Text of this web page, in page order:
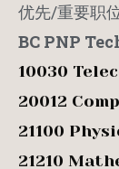
优先/重要职
BC PNP
10030
20012
21100
21210